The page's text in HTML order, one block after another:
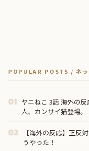
POPULAR POSTS / ネッ
01 ヤニねこ 3話 海外の
人、カンサイ猫登場。
02
【海外の反応】正反
うやった！